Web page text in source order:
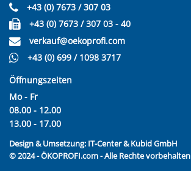
+43 (0) 7673 / 307 03
+43 (0) 7673 / 307 03 - 40
verkauf@oekoprofi.com
+43 (0) 699 / 1098 3717
Öffnungszeiten
Mo - Fr
08.00 - 12.00
13.00 - 17.00
Design & Umsetzung: IT-Center & Kubid GmbH
© 2024 - ÖKOPROFI.com - Alle Rechte vorbehalten